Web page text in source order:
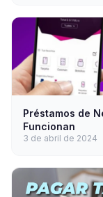
Préstamos de
Funcionan
3 de abril de 2024